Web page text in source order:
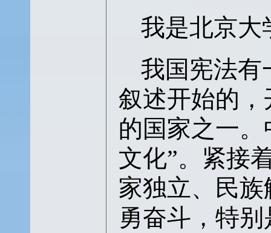
我是北京大
我国宪法有
叙述开始的
的国家之一
文化”。 紧接
家独立、民
勇奋斗，特